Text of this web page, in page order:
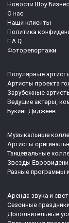
Новости Шоу
О нас
Наши клиенты
Политика
F.A.Q.
Фоторепортажи
Популярные
Артисты проекта
Зарубежные
Ведущие актеры,
Букинг Диджеев
Музыкальные
Артисты
Танцевальные
Звезды
Разные программы
Аренда звука и
Сезонные праздники
Дополнительные